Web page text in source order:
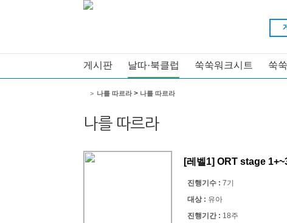
게시판 날따·북클럽 쑥쑥워크시트 쑥
나를 따르라
> 나를 따르라 > 나를 따르라
[레벨1] ORT stage
진행기수 : 7기
대상 : 유아
진행기간 : 18주